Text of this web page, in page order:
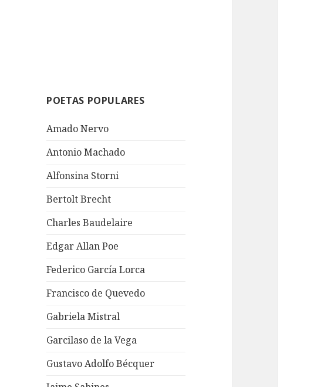
POETAS POPULARES
Amado Nervo
Antonio Machado
Alfonsina Storni
Bertolt Brecht
Charles Baudelaire
Edgar Allan Poe
Federico García Lorca
Francisco de Quevedo
Gabriela Mistral
Garcilaso de la Vega
Gustavo Adolfo Bécquer